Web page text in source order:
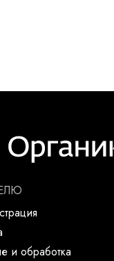
и обработка